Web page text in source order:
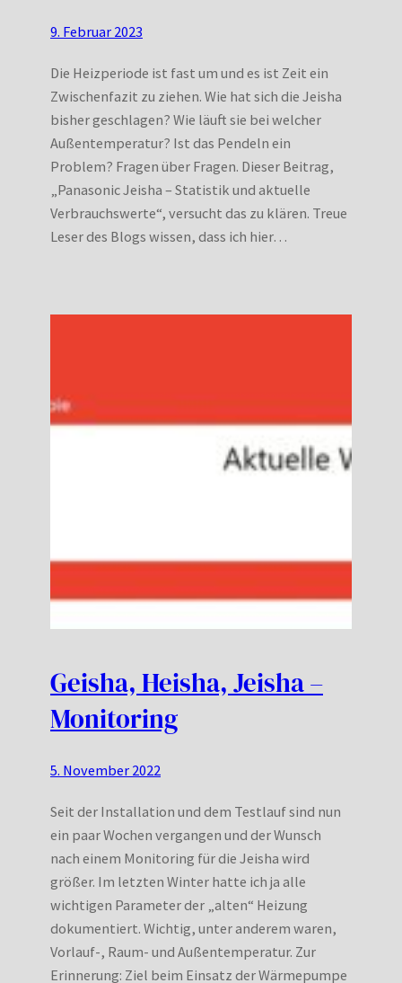
9. Februar 2023
Die Heizperiode ist fast um und es ist Zeit ein
Zwischenfazit zu ziehen. Wie hat sich die Jeisha
bisher geschlagen? Wie läuft sie bei welcher
Außentemperatur? Ist das Pendeln ein
Problem? Fragen über Fragen. Dieser Beitrag,
„Panasonic Jeisha – Statistik und aktuelle
Verbrauchswerte“, versucht das zu klären. Treue
Leser des Blogs wissen, dass ich hier…
Geisha, Heisha, Jeisha –
Monitoring
5. November 2022
Seit der Installation und dem Testlauf sind nun
ein paar Wochen vergangen und der Wunsch
nach einem Monitoring für die Jeisha wird
größer. Im letzten Winter hatte ich ja alle
wichtigen Parameter der „alten“ Heizung
dokumentiert. Wichtig, unter anderem waren,
Vorlauf-, Raum- und Außentemperatur. Zur
Erinnerung: Ziel beim Einsatz der Wärmepumpe